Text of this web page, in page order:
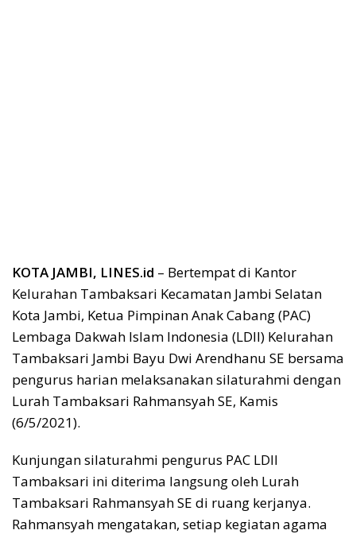
KOTA JAMBI, LINES.id – Bertempat di Kantor
Kelurahan Tambaksari Kecamatan Jambi Selatan
Kota Jambi, Ketua Pimpinan Anak Cabang (PAC)
Lembaga Dakwah Islam Indonesia (LDII) Kelurahan
Tambaksari Jambi Bayu Dwi Arendhanu SE bersama
pengurus harian melaksanakan silaturahmi dengan
Lurah Tambaksari Rahmansyah SE, Kamis
(6/5/2021).
Kunjungan silaturahmi pengurus PAC LDII
Tambaksari ini diterima langsung oleh Lurah
Tambaksari Rahmansyah SE di ruang kerjanya.
Rahmansyah mengatakan, setiap kegiatan agama